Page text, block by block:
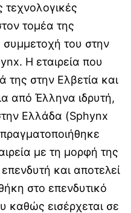
τεχνολογικές
τομέα της
του στην
Η εταιρεία που
της στην Ελβετία και
από Έλληνα ιδρυτή,
Ελλάδα (Sphynx
με τη μορφή της
και αποτελεί
στο επενδυτικό
καθώς εισέρχεται σε